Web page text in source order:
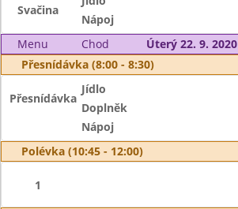
Svačina
Nápoj
Menu
Chod
Úterý 22. 9. 2020
Přesnídávka (8:00 - 8:30)
Přesnídávka
Jídlo
Doplněk
Nápoj
Polévka (10:45 - 12:00)
1